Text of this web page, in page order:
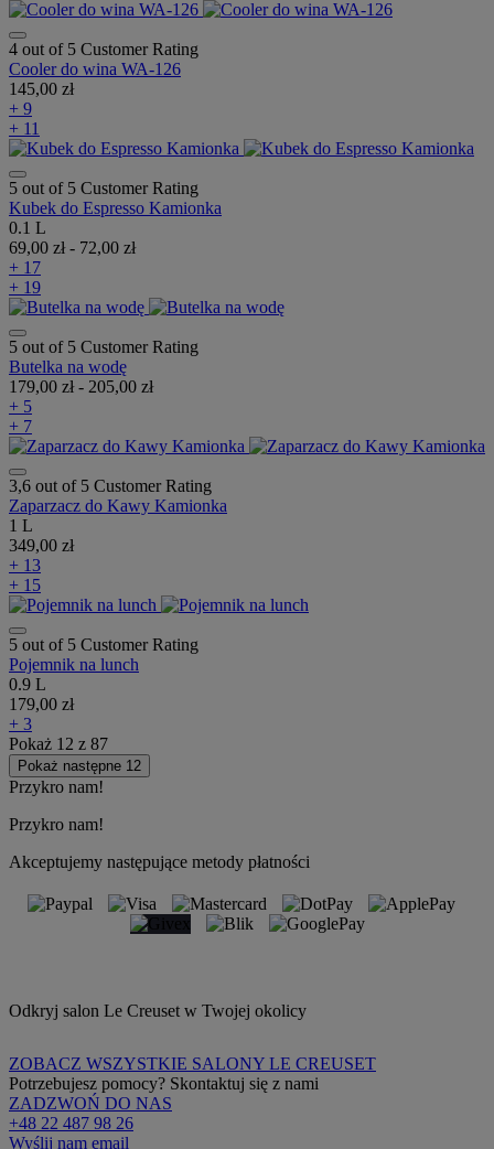
4 out of 5 Customer Rating
Cooler do wina WA-126
145,00 zł
+ 9
+ 11
5 out of 5 Customer Rating
Kubek do Espresso Kamionka
0.1 L
69,00 zł- 72,00 zł
+ 17
+ 19
5 out of 5 Customer Rating
Butelka na wodę
179,00 zł- 205,00 zł
+ 5
+ 7
3,6 out of 5 Customer Rating
Zaparzacz do Kawy Kamionka
1 L
349,00 zł
+ 13
+ 15
5 out of 5 Customer Rating
Pojemnik na lunch
0.9 L
179,00 zł
+ 3
Pokaż 12 z 87
Pokaż następne 12
Przykro nam!
Przykro nam!
Akceptujemy następujące metody płatności
Odkryj salon Le Creuset w Twojej okolicy
ZOBACZ WSZYSTKIE SALONY LE CREUSET
Potrzebujesz pomocy? Skontaktuj się z nami
ZADZWOŃ DO NAS
+48 22 487 98 26
Wyślij nam email